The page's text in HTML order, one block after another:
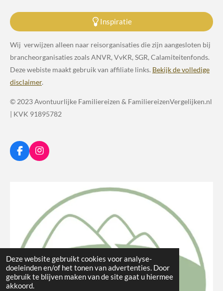
Deze website gebruikt cookies voor analyse-
doeleinden en/of het tonen van advertenties. Door
gebruik te blijven maken van de site gaat u hiermee
akkoord.
Inspiratie
Wij verwijzen alleen naar reisorganisaties die zijn aangesloten bij
brancheorganisaties zoals ANVR, VvKR, SGR, Calamiteitenfonds.
Deze webiste maakt gebruik van affiliate links. Bekijk de volledige
disclaimer.
© 2023 Avontuurlijke Familiereizen & FamiliereizenVergelijken.nl
| KVK 91895782
F
a
I
n
a
m